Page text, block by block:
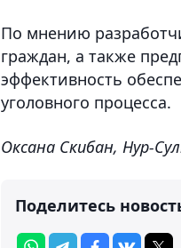
По мнению
граждан, а также
эффективность
уголовного процесса.
Оксана Скибан, Нур-
Поделитесь